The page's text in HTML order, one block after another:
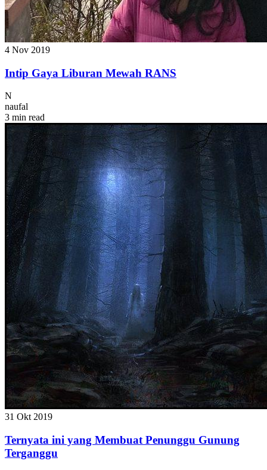
4 Nov 2019
Intip Gaya Liburan Mewah RANS
N
naufal
3 min read
31 Okt 2019
Ternyata ini yang Membuat Penunggu Gunung
Terganggu